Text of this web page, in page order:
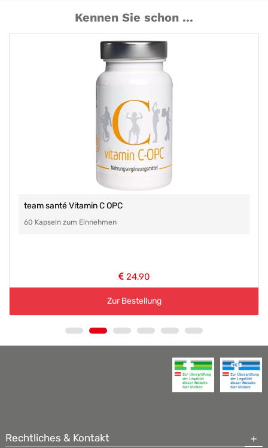
Kennen Sie schon ...
team santé Vitamin C OPC
60 Kapseln zum Einnehmen
24,90
Zur Bestellung
Rechtliches & Kontakt